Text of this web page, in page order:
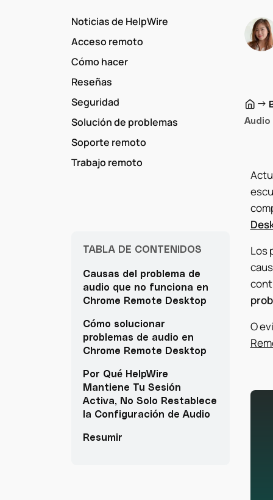
Noticias de HelpWire
Acceso remoto
Cómo hacer
Reseñas
Seguridad
Solución de problemas
Soporte remoto
Trabajo remoto
TABLA DE CONTENIDOS
Causas del problema de
audio que no funciona en
Chrome Remote Desktop
Cómo solucionar
problemas de audio en
Chrome Remote Desktop
Por Qué HelpWire
Mantiene Tu Sesión
Activa, No Solo Restablece
la Configuración de Audio
Resumir
→
Audio
Los
O